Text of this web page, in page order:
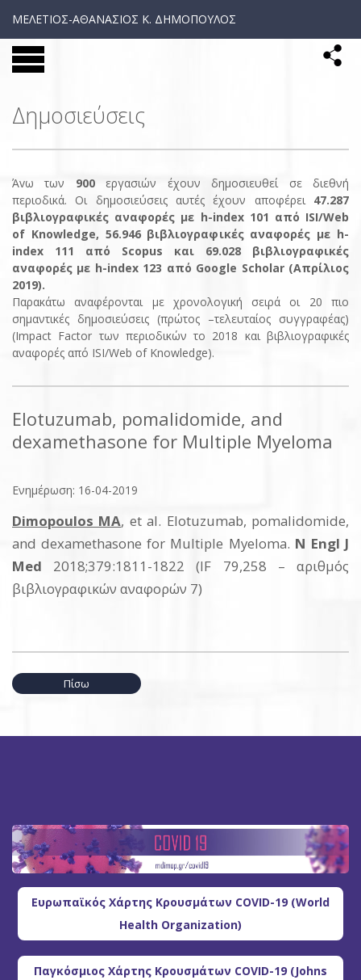
ΜΕΛΕΤΙΟΣ-ΑΘΑΝΑΣΙΟΣ Κ. ΔΗΜΟΠΟΥΛΟΣ
Δημοσιεύσεις
Άvω των 900εργασιών έχουν δημοσιευθεί σε διεθνή
περιοδικά. Οι δημοσιεύσεις αυτές έχουν αποφέρει47.287
βιβλιογραφικές αναφορές με h-index 101 από ISI/Web
of Knowledge, 56.946 βιβλιογραφικές αναφορές με h-
index 111 από Scopus και 69.028 βιβλιογραφικές
αναφορές με h-index 123 από Google Scholar (Aπρίλιος
2019).
Παρακάτω αναφέρονται με χρονολογική σειρά οι 20 πιο
σημαντικές δημοσιεύσεις (πρώτος –τελευταίος συγγραφέας)
(Impact Factor των περιοδικών το 2018 και βιβλιογραφικές
αναφορές από ISI/Web of Knowledge).
Elotuzumab, pomalidomide, and
dexamethasone for Multiple Myeloma
Ενημέρωση: 16-04-2019
Dimopoulos MA, et al. Elotuzumab, pomalidomide,
and dexamethasone for Multiple Myeloma. N Engl J
Med 2018;379:1811-1822 (IF 79,258 – αριθμός
βιβλιογραφικών αναφορών 7)
Πίσω
Ευρωπαϊκός Χάρτης Κρουσμάτων COVID-19 (World
Health Organization)
Παγκόσμιος Χάρτης Κρουσμάτων COVID-19 (Johns